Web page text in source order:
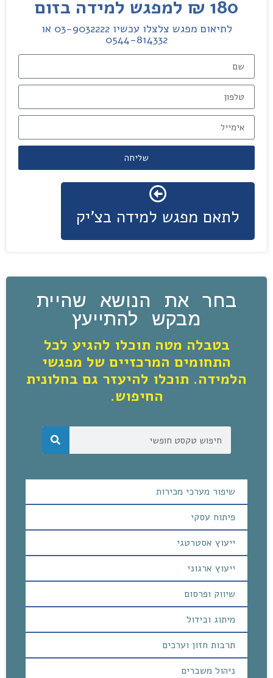
180 ₪ למפגש למידה בזום
לתיאום מפגש צלצלו עכשיו 03-9032222 או
0544-814332
שליחה
לתאם מפגש למידה בצ'יק
בחר את הנושא שהיית
מבקש להתייעץ
בטבלה מטה תוכלו להגיע לכל
התחומים המרכזיים של מפגשי
הלמידה. תוכלו להיעזר גם בחלונית
החיפוש.
שיפור מערכי מכירות
פיתוח עסקי
ייעוץ אסטרטגי
ייעוץ ארגוני
שיווק ופרסום
מיתוג ובידול
תרבות חזון וערכים
ניהול משברים